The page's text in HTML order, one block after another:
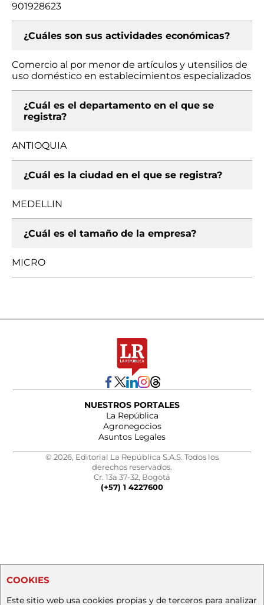
901928623
¿Cuáles son sus actividades económicas?
Comercio al por menor de artículos y utensilios de
uso doméstico en establecimientos especializados
¿Cuál es el departamento en el que se
registra?
ANTIOQUIA
¿Cuál es la ciudad en el que se registra?
MEDELLIN
¿Cuál es el tamaño de la empresa?
MICRO
NUESTROS PORTALES
La República
Agronegocios
Asuntos Legales
© 2026, Editorial La República S.A.S. Todos los
derechos reservados.
Cr. 13a 37-32, Bogotá
(+57) 1 4227600
COOKIES
Este sitio web usa cookies propias y de terceros para analizar